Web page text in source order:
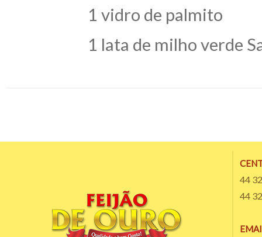
1 vidro de palmito
1 lata de milho verde
44
44